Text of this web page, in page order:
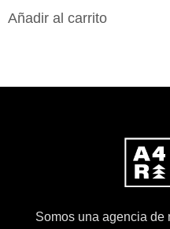
Añadir al carrito
Somos una agencia de